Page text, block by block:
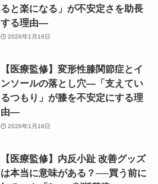
ると楽になる」が不安定さを助長
する理由―
2026年1月16日
【医療監修】変形性膝関節症とイ
ンソールの落とし穴―「支えてい
るつもり」が膝を不安定にする理
由―
2026年1月16日
【医療監修】内反小趾 改善グッズ
は本当に意味がある？──買う前に